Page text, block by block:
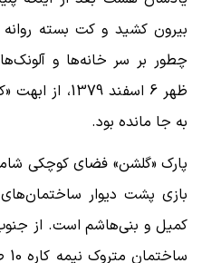
بیرون کشید و کت بسته روانه
چطور بر سر خانه‌ها و
ظهر 6 اسفند
به جا مانده بود.
پارک «گلشن» فضای کوچکی
بازی پشت دیوار
کمیل و بنی‌هاشم است. از